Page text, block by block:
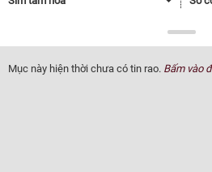
Tất cả
Mục này hiện thời chưa có tin rao. Bấm vào